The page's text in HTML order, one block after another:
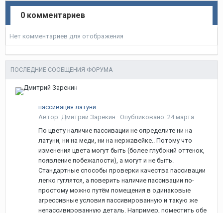
0 комментариев
Нет комментариев для отображения
ПОСЛЕДНИЕ СООБЩЕНИЯ ФОРУМА
пассивация латуни
Автор: Дмитрий Зарекин · Опубликовано: 24 марта
По цвету наличие пассивации не определите ни на
латуни, ни на меди, ни на нержавейке.. Потому что
изменения цвета могут быть (более глубокий оттенок,
появление побежалости), а могут и не быть.
Стандартные способы проверки качества пассивации
легко гуглятся, а поверить наличие пассивации по-
простому можно путём помещения в одинаковые
агрессивные условия пассивированную и такую же
непассивированную деталь. Например, поместить обе